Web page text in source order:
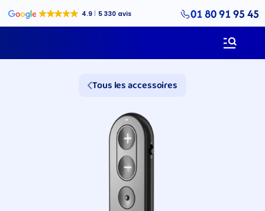
01 80 91 95 45
Tous les accessoires